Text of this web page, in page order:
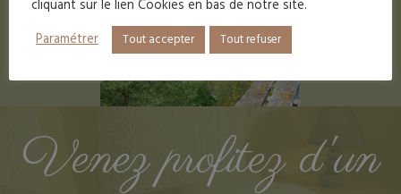
Venez profitez d'un
cliquant sur le lien Cookies en bas de notre site.
Paramétrer
Tout accepter Tout refuser